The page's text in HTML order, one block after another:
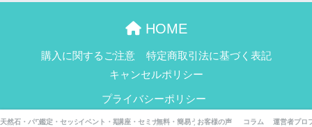
HOME
購入に関するご注意
特定商取引法に基づく表記
キャンセルポリシー
プライバシーポリシー
© 2026 鉱物らぶこ All rights reserved.
天然石・パワーストーン辞典
鑑定・セッション一覧イベント・期間限定企画
講座・セミナー無料・簡易うらないページ
お客様の声 コラム 運営者プロ